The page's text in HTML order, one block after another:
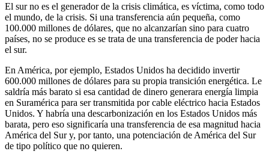
El sur no es el generador de la crisis climática, es víctima, como todo
el mundo, de la crisis. Si una transferencia aún pequeña, como
100.000 millones de dólares, que no alcanzarían sino para cuatro
países, no se produce es se trata de una transferencia de poder hacia
el sur.
En América, por ejemplo, Estados Unidos ha decidido invertir
600.000 millones de dólares para su propia transición energética. Le
saldría más barato si esa cantidad de dinero generara energía limpia
en Suramérica para ser transmitida por cable eléctrico hacia Estados
Unidos. Y habría una descarbonización en los Estados Unidos más
barata, pero eso significaría una transferencia de esa magnitud hacia
América del Sur y, por tanto, una potenciación de América del Sur
de tipo político que no quieren.